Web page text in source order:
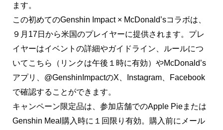
ます。
この初めてのGenshin Impact × McDonald’sコラボは、
９月17日から米国のプレイヤーに提供されます。プレ
イヤーはイベントの詳細やガイドライン、ルールにつ
いてこちら（リンクは午後１時に有効）やMcDonald’s
アプリ、@GenshinImpactのX、Instagram、Facebook
で確認することができます。
キャンペーン限定品は、参加店舗でのApple Pieまたは
Genshin Meal購入時に１回限り有効。購入前にメール